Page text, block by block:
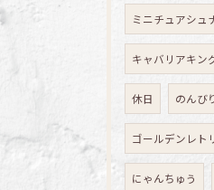
ミニチュアシュ
キャバリアキン
休日 のんび
ゴールデンレト
にゃんちゅう